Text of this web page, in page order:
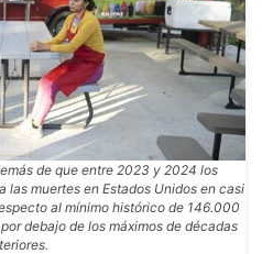
de que entre 2023 y 2024 los
las muertes en Estados Unidos en casi
al mínimo histórico de 146.000
debajo de los máximos de décadas